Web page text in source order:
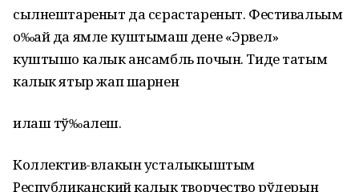
сылнештареныт да сєрастареныт. Фестивальым
о‰ай да ямле куштымаш дене «Эрвел»
куштышо калык ансамбль почын. Тиде татым
калык ятыр жап шарнен
илаш тў‰алеш.
Коллектив-влакын усталыкыштым
Республиканский калык творчество рўдерын